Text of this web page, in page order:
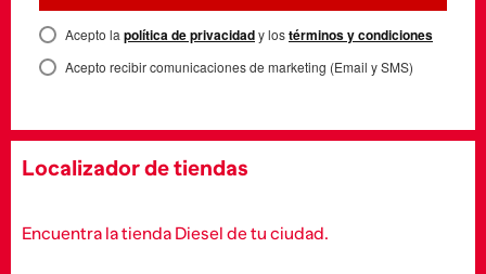
Acepto la política de privacidady lostérminos y condiciones
Acepto recibir comunicaciones de marketing (Email y SMS)
Localizador de tiendas
Encuentra la tienda Diesel de tu ciudad.